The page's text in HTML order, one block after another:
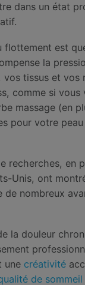
dans un état
flottement est
la
tissus et vos
comme si vous
massage (en
pour votre
recherches, en
Unis, ont
de nombreux
la douleur
une créativité
de sommeil